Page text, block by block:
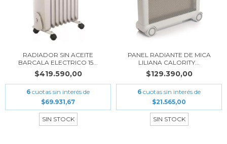
RADIADOR SIN ACEITE
BARCALA ELECTRICO 15...
$419.590,00
6 cuotas sin interés de
$69.931,67
SIN STOCK
PANEL RADIANTE DE MICA
LILIANA CALORITY...
$129.390,00
6 cuotas sin interés de
$21.565,00
SIN STOCK